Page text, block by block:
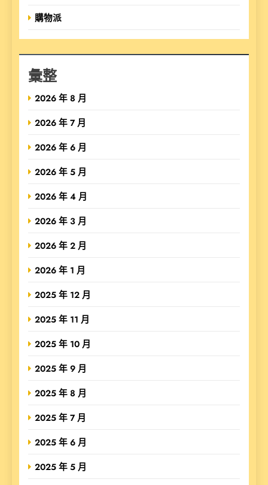
購物派
彙整
2026 年 8 月
2026 年 7 月
2026 年 6 月
2026 年 5 月
2026 年 4 月
2026 年 3 月
2026 年 2 月
2026 年 1 月
2025 年 12 月
2025 年 11 月
2025 年 10 月
2025 年 9 月
2025 年 8 月
2025 年 7 月
2025 年 6 月
2025 年 5 月